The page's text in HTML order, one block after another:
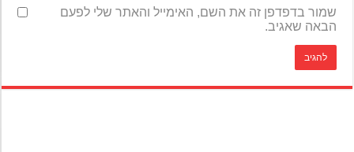
שמור בדפדפן זה את השם, האימייל והאתר שלי לפעם
הבאה שאגיב.